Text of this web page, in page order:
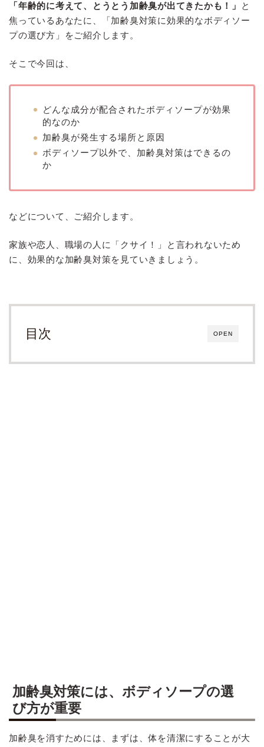
「年齢的に考えて、とうとう加齢臭が出てきたかも！」
と
焦っているあなたに、「加齢臭対策に効果的なボディソー
プの選び方」をご紹介します。
そこで今回は、
どんな成分が配合されたボディソープが効果
的なのか
加齢臭が発生する場所と原因
ボディソープ以外で、加齢臭対策はできるの
か
などについて、ご紹介します。
家族や恋人、職場の人に「クサイ！」と言われないため
に、効果的な加齢臭対策を見ていきましょう。
OPEN
目次
加齢臭対策には、ボディソープの選
び方が重要
加齢臭を消すためには、まずは、体を清潔にすることが大